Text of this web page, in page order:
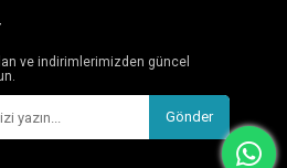
ve indirimlerimizden güncel
Gönder